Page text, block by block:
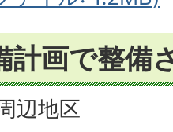
計画で整備
辺地区